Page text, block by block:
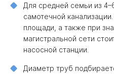
Для средней семьи из
самотечной
площади, а также при
магистральной сети
насосной станции.
Диаметр труб